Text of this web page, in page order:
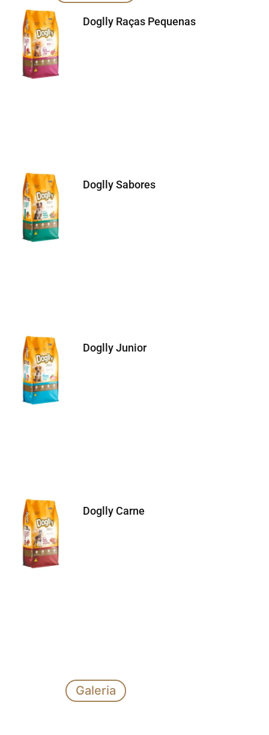
Doglly Raças Pequenas
Doglly Sabores
Doglly Junior
Doglly Carne
Galeria